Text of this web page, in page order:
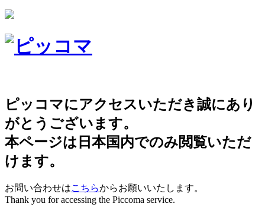
ピッコマにアクセスいただき誠にあり
がとうございます。
本ページは日本国内でのみ閲覧いただ
けます。
お問い合わせはこちらからお願いいたします。
Thank you for accessing the Piccoma service.